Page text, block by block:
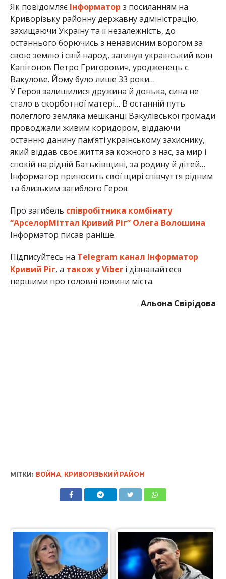
Як повідомляє Інформатор з посиланням на
Криворізьку районну державну адміністрацію,
захищаючи Україну та її незалежність, до
останнього борючись з ненависним ворогом за
свою землю і свій народ, загинув український воїн
Капітонов Петро Григорович, уродженець с.
Вакулове. Йому було лише 33 роки…
У Героя залишилися дружина й донька, сина не
стало в скорботної матері… В останній путь
полеглого земляка мешканці Вакулівської громади
проводжали живим коридором, віддаючи
останню данину пам’яті українському захиснику,
який віддав своє життя за кожного з нас, за мир і
спокій на рідній Батьківщині, за родину й дітей…
Інформатор приносить свої щирі співчуття рідним
та близьким загиблого Героя.
Про загибель співробітника комбінату
“АрселорМіттал Кривий Ріг” Олега Волошина
Інформатор писав раніше.
Підписуйтесь на Telegram канал Інформатор
Кривий Ріг, а також у Viberі дізнавайтеся
першими про головні новини міста.
Альона Свірідова
МІТКИ: ВОЙНА КРИВОРІЗЬКИЙ РАЙОН